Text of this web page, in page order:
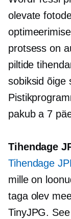
olevate
protsess on
piltide
sobiksid õige
pakub a 7
Tihendage
Tihendage
mille on
taga olev
TinyJPG.